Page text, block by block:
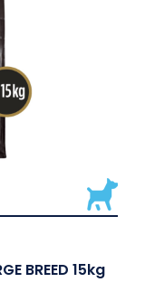
BREED 15kg